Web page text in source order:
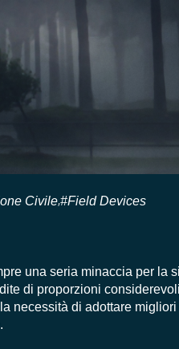
Civile,#Field Devices
una seria minaccia per
di proporzioni
necessità di adottare